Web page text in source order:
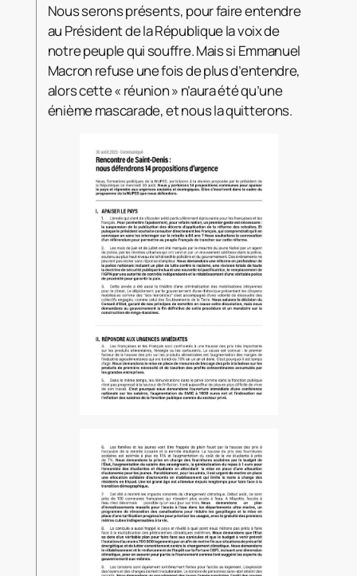
Nous serons présents, pour faire entendre
au Président de la République la voix de
notre peuple qui souffre. Mais si Emmanuel
Macron refuse une fois de plus d’entendre,
alors cette « réunion » n’aura été qu’une
énième mascarade, et nous la quitterons.